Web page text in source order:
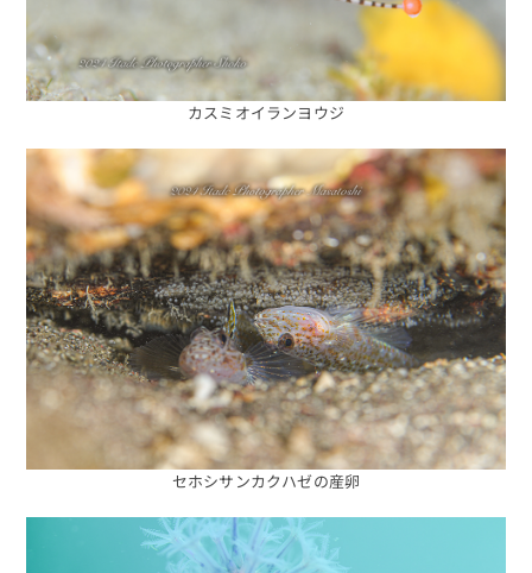
カスミオイランヨウジ
セホシサンカクハゼの産卵